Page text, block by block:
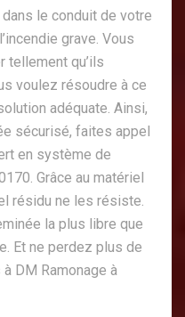
le conduit de votre
grave. Vous
tellement qu’ils
voulez résoudre à ce
adéquate. Ainsi,
sécurisé, faites appel
en système de
Grâce au matériel
résidu ne les résiste.
la plus libre que
Et ne perdez plus de
DM Ramonage à